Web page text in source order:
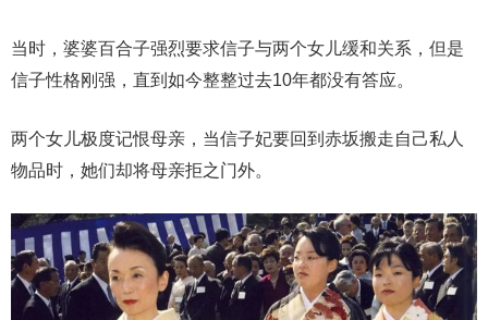
当时，婆婆百合子强烈要求信子与两个女儿缓和关系，但是
信子性格刚强，直到如今整整过去10年都没有答应。
两个女儿极度记恨母亲，当信子妃要回到赤坂搬走自己私人
物品时，她们却将母亲拒之门外。